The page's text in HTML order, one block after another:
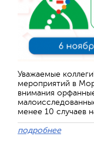
Уважаемые
мероприятий в
внимания
менее 10 случаев
подробнее